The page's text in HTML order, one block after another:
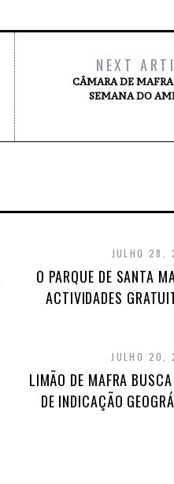
NEXT
CÂMARA DE
SEMANA DO
JULHO 28,
O PARQUE DE SANTA
ACTIVIDADES
JULHO 20,
LIMÃO DE MAFRA
DE INDICAÇÃO